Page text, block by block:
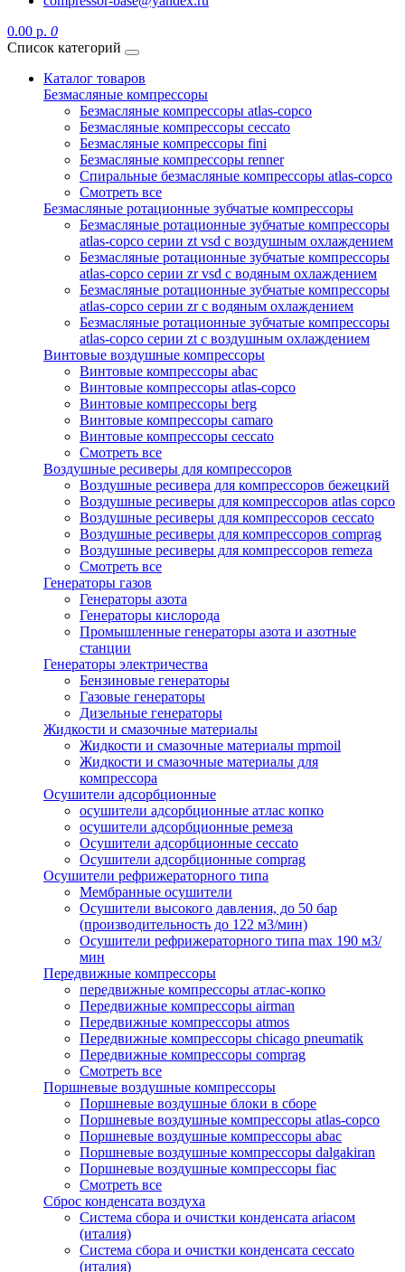
0.00 р. 0
Список категорий
Каталог товаров
Безмасляные компрессоры
Безмасляные компрессоры atlas-copco
Безмасляные компрессоры ceccato
Безмасляные компрессоры fini
Безмасляные компрессоры renner
Спиральные безмасляные компрессоры atlas-copco
Смотреть все
Безмасляные ротационные зубчатые компрессоры
Безмасляные ротационные зубчатые компрессоры
atlas-copco серии zt vsd с воздушным охлаждением
Безмасляные ротационные зубчатые компрессоры
atlas-copco серии zr vsd с водяным охлаждением
Безмасляные ротационные зубчатые компрессоры
atlas-copco серии zr с водяным охлаждением
Безмасляные ротационные зубчатые компрессоры
atlas-copco серии zt с воздушным охлаждением
Винтовые воздушные компрессоры
Винтовые компрессоры abac
Винтовые компрессоры atlas-copco
Винтовые компрессоры berg
Винтовые компрессоры camaro
Винтовые компрессоры ceccato
Смотреть все
Воздушные ресиверы для компрессоров
Воздушные ресивера для компрессоров бежецкий
Воздушные ресиверы для компрессоров atlas copco
Воздушные ресиверы для компрессоров ceccato
Воздушные ресиверы для компрессоров comprag
Воздушные ресиверы для компрессоров remeza
Смотреть все
Генераторы газов
Генераторы азота
Генераторы кислорода
Промышленные генераторы азота и азотные
станции
Генераторы электричества
Бензиновые генераторы
Газовые генераторы
Дизельные генераторы
Жидкости и смазочные материалы
Жидкости и смазочные материалы mpmoil
Жидкости и смазочные материалы для
компрессора
Осушители адсорбционные
осушители адсорбционные атлас копко
осушители адсорбционные ремеза
Осушители адсорбционные ceccato
Осушители адсорбционные comprag
Осушители рефрижераторного типа
Мембранные осушители
Осушители высокого давления, до 50 бар
(производительность до 122 м3/мин)
Осушители рефрижераторного типа max 190 м3/
мин
Передвижные компрессоры
передвижные компрессоры атлас-копко
Передвижные компрессоры airman
Передвижные компрессоры atmos
Передвижные компрессоры chicago pneumatik
Передвижные компрессоры comprag
Смотреть все
Поршневые воздушные компрессоры
Поршневые воздушные блоки в сборе
Поршневые воздушные компрессоры atlas-copco
Поршневые воздушные компрессоры abac
Поршневые воздушные компрессоры dalgakiran
Поршневые воздушные компрессоры fiac
Смотреть все
Сброс конденсата воздуха
Система сбора и очистки конденсата ariacом
(италия)
Система сбора и очистки конденсата ceccato
(италия)